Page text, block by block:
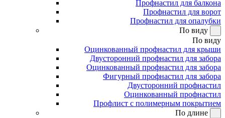
Профнастил для балкона
Профнастил для ворот
Профнастил для опалубки
По виду
По виду
Оцинкованный профнастил для крыши
Двусторонний профнастил для забора
Оцинкованный профнастил для забора
Фигурный профнастил для забора
Двусторонний профнастил
Оцинкованный профнастил
Профлист с полимерным покрытием
По длине